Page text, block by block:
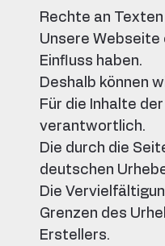
Rechte an
Unsere Webseite
Einfluss haben.
Deshalb können
Für die Inhalte
verantwortlich.
Die durch die
deutschen
Die
Grenzen des
Erstellers.